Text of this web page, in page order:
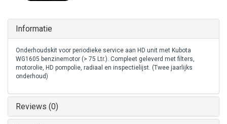
Informatie
Onderhoudskit voor periodieke service aan HD unit met Kubota
WG1605 benzinemotor (> 75 Ltr.). Compleet geleverd met filters,
motorolie, HD pompolie, radiaal en inspectielijst. (Twee jaarlijks
onderhoud)
Reviews (0)